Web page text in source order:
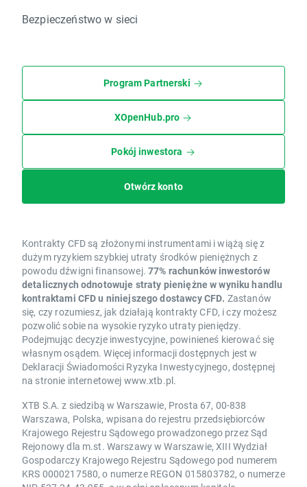
Bezpieczeństwo w sieci
Program Partnerski
XOpenHub.pro
Pokój inwestora
Otwórz konto
Kontrakty CFD są złożonymi instrumentami i wiążą się z
dużym ryzykiem szybkiej utraty środków pieniężnych z
powodu dźwigni finansowej. 77% rachunków inwestorów
detalicznych odnotowuje straty pieniężne w wyniku handlu
kontraktami CFD u niniejszego dostawcy CFD. Zastanów
się, czy rozumiesz, jak działają kontrakty CFD, i czy możesz
pozwolić sobie na wysokie ryzyko utraty pieniędzy.
Podejmując decyzje inwestycyjne, powinieneś kierować się
własnym osądem. Więcej informacji dostępnych jest w
Deklaracji Świadomości Ryzyka Inwestycyjnego, dostępnej
na stronie internetowej www.xtb.pl.
XTB S.A. z siedzibą w Warszawie, Prosta 67, 00-838
Warszawa, Polska, wpisana do rejestru przedsiębiorców
Krajowego Rejestru Sądowego prowadzonego przez Sąd
Rejonowy dla m.st. Warszawy w Warszawie, XIII Wydział
Gospodarczy Krajowego Rejestru Sądowego pod numerem
KRS 0000217580, o numerze REGON 015803782, o numerze